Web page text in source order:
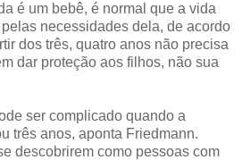
é um bebê, é normal que a vida
necessidades dela, de acordo
dos três, quatro anos não precisa
dar proteção aos filhos, não sua
ser complicado quando a
três anos, aponta Friedmann.
descobrirem como pessoas com